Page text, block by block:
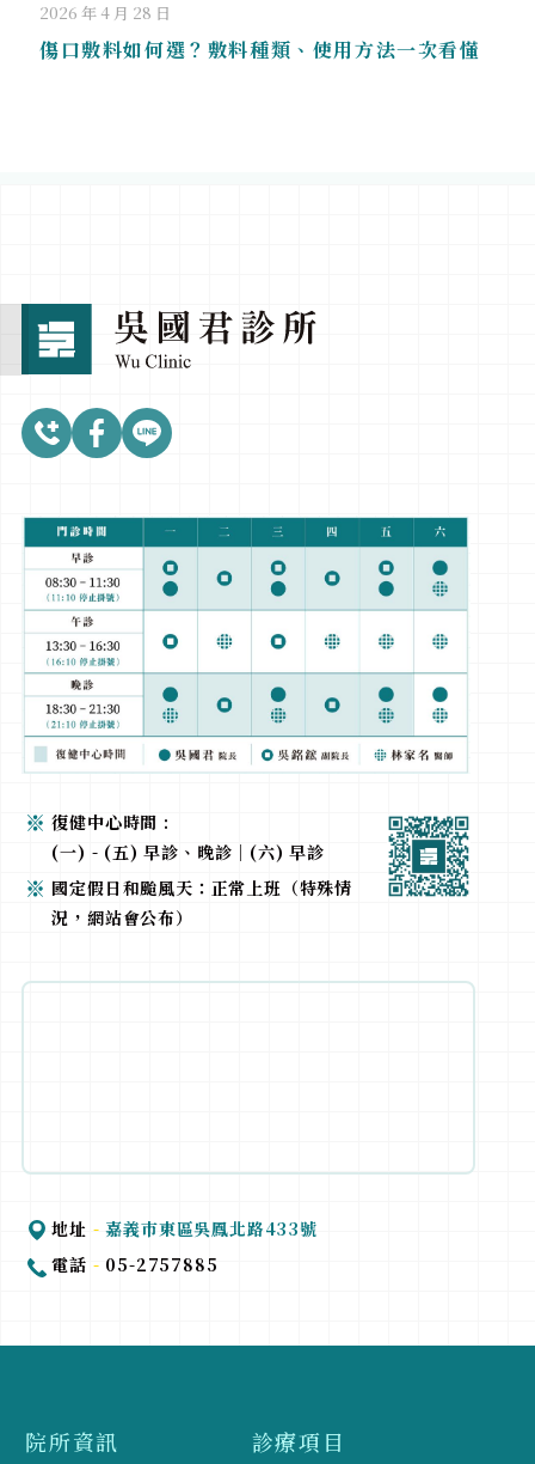
2026 年 4 月 28 日
傷口敷料如何選？敷料種類、使用方法一次看懂
復健中心時間 :
(一) - (五) 早診、晚診｜(六) 早診
國定假日和颱風天：正常上班（特殊情
況，網站會公布）
地址 - 嘉義巿東區吳鳳北路433號
電話 - 05-2757885
院所資訊 診療項目